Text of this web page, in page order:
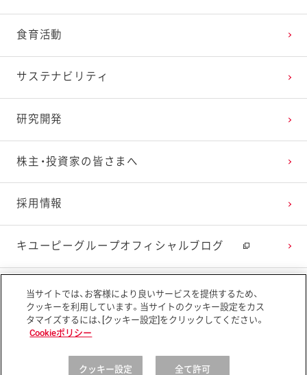
食育活動
サステナビリティ
研究開発
株主・投資家の皆さまへ
採用情報
キユーピーグループオフィシャルブログ
ニュースリリース
当サイトでは、お客様により良いサービスを提供するため、
クッキーを利用しています。当サイトのクッキー設定をカス
タマイズするには、[クッキー設定]をクリックしてください。
Cookieポリシー
クッキー設定 全て許可